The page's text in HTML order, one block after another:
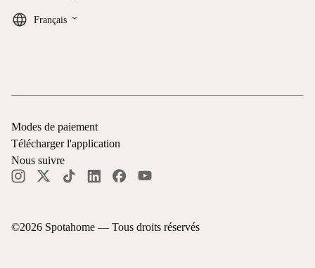
Français keyboard_arrow_down
©2026 Spotahome — Tous droits réservés
Modes de paiement
Télécharger l'application
Nous suivre